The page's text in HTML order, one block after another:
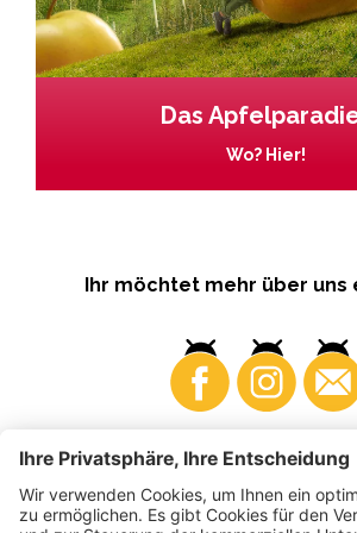
Das
Wo? Hier!
Ihr möchtet mehr über uns
Business